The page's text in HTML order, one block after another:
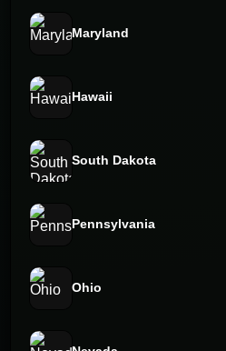
Maryland
Hawaii
South Dakota
Pennsylvania
Ohio